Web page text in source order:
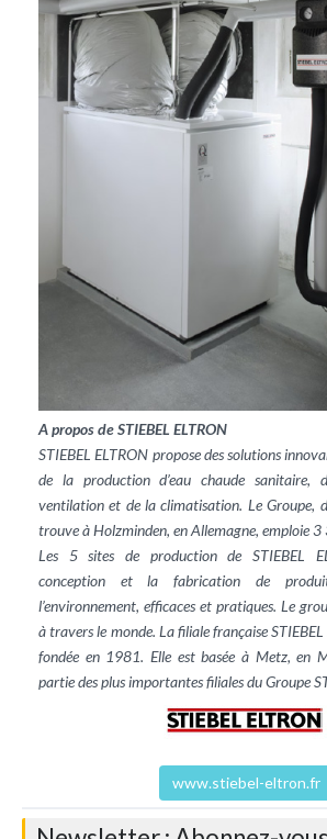
A propos de STIEBEL ELTRON
STIEBEL ELTRON propose des solutions
de la production d’eau chaude sanitaire,
ventilation et de la climatisation. Le Groupe,
trouve à Holzminden, en Allemagne, emploie 3
Les 5 sites de production de STIEBEL
conception et la fabrication de
l’environnement, efficaces et pratiques. Le
à travers le monde. La filiale française STIEBEL
fondée en 1981. Elle est basée à Metz, en
partie des plus importantes filiales du Groupe
www.stiebel-eltron.fr